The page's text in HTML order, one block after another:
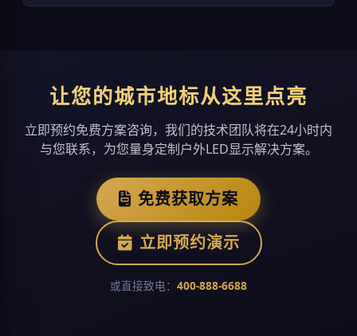
让您的城市地标从这里点亮
立即预约免费方案咨询，我们的技术团队将在24小时内
与您联系，为您量身定制户外LED显示解决方案。
免费获取方案
立即预约演示
或直接致电： 400-888-6688